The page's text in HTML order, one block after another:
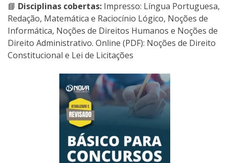
📘 Disciplinas cobertas: Impresso: Língua Portuguesa,
Redação, Matemática e Raciocínio Lógico, Noções de
Informática, Noções de Direitos Humanos e Noções de
Direito Administrativo. Online (PDF): Noções de Direito
Constitucional e Lei de Licitações